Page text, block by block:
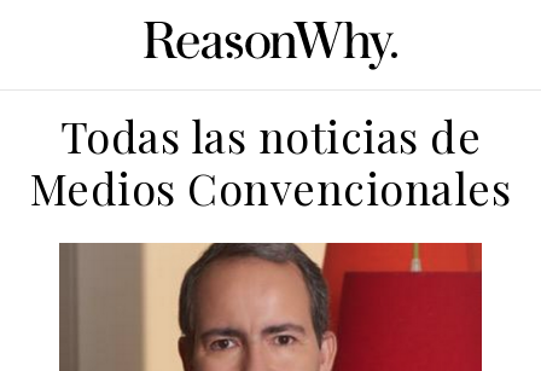
Todas las noticias de
Medios Convencionales